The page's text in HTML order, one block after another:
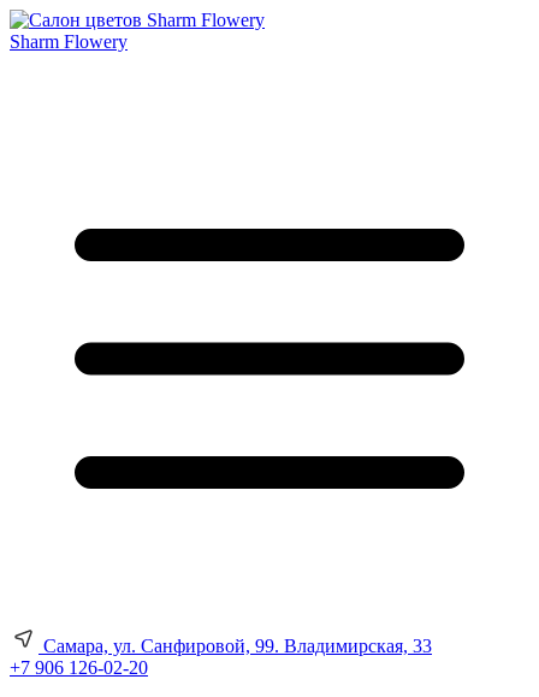
Sharm Flowery
Самара, ул. Санфировой, 99. Владимирская, 33
+7 906 126-02-20